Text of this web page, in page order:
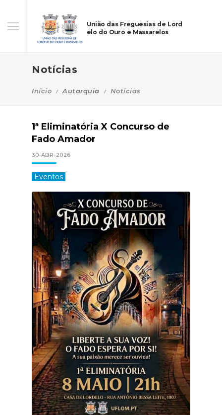
União das Freguesias de Lord
elo do Ouro e Massarelos
Notícias
Início Autarquia Notícias
1ª Eliminatória X Concurso de
Fado Amador
30-ABR-2026
Eventos